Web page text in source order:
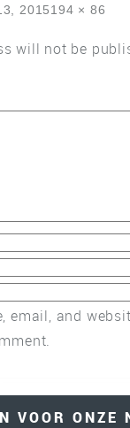
2015Full
194 × 86
will not be
email, and
VOOR ONZE